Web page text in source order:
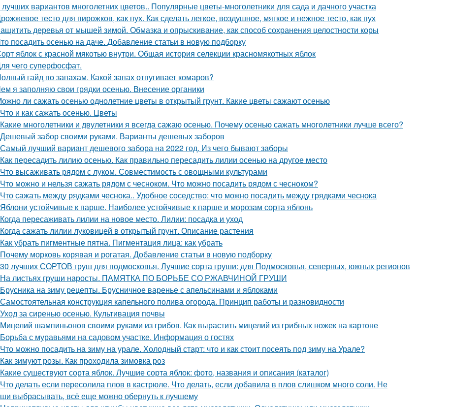
лучших вариантов многолетних цветов.. Популярные цветы-многолетники для сада и дачного участка
тесто для пирожков, как пух. Как сделать легкое, воздушное, мягкое и нежное тесто, как пух
деревья от мышей зимой. Обмазка и опрыскивание, как способ сохранения целостности коры
посадить осенью на даче. Добавление статьи в новую подборку
яблок с красной мякотью внутри. Общая история селекции красномякотных яблок
чего суперфосфат.
гайд по запахам. Какой запах отпугивает комаров?
я заполняю свои грядки осенью. Внесение органики
ли сажать осенью однолетние цветы в открытый грунт. Какие цветы сажают осенью
Что и как сажать осенью. Цветы
Какие многолетники и двулетники я всегда сажаю осенью. Почему осенью сажать многолетники лучше всего?
Дешевый забор своими руками. Варианты дешевых заборов
Самый лучший вариант дешевого забора на 2022 год. Из чего бывают заборы
Как пересадить лилию осенью. Как правильно пересадить лилии осенью на другое место
Что высаживать рядом с луком. Совместимость с овощными культурами
Что можно и нельзя сажать рядом с чесноком. Что можно посадить рядом с чесноком?
Что сажать между рядками чеснока.. Удобное соседство: что можно посадить между грядками чеснока
Яблони устойчивые к парше. Наиболее устойчивые к парше и морозам сорта яблонь
Когда пересаживать лилии на новое место. Лилии: посадка и уход
Когда сажать лилии луковицей в открытый грунт. Описание растения
Как убрать пигментные пятна. Пигментация лица: как убрать
Почему морковь корявая и рогатая. Добавление статьи в новую подборку
30 лучших СОРТОВ груш для подмосковья. Лучшие сорта груши: для Подмосковья, северных, южных регионов
На листьях груши наросты. ПАМЯТКА ПО БОРЬБЕ СО РЖАВЧИНОЙ ГРУШИ
Брусника на зиму рецепты. Брусничное варенье с апельсинами и яблоками
Самостоятельная конструкция капельного полива огорода. Принцип работы и разновидности
Уход за сиренью осенью. Культивация почвы
Мицелий шампиньонов своими руками из грибов. Как вырастить мицелий из грибных ножек на картоне
Борьба с муравьями на садовом участке. Информация о гостях
Что можно посадить на зиму на урале. Холодный старт: что и как стоит посеять под зиму на Урале?
Как зимуют розы. Как проходила зимовка роз
Какие существуют сорта яблок. Лучшие сорта яблок: фото, названия и описания (каталог)
Что делать если пересолила плов в кастрюле. Что делать, если добавила в плов слишком много соли. Не
выбрасывать, всё еще можно обернуть к лучшему